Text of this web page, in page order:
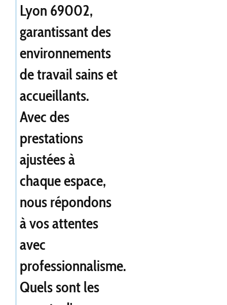
Lyon 69002,
garantissant des
environnements
de travail sains et
accueillants.
Avec des
prestations
ajustées à
chaque espace,
nous répondons
à vos attentes
avec
professionnalisme.
Quels sont les